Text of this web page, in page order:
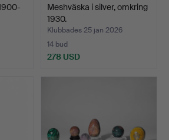
Meshväska i silver, omkring
1930.
Klubbades 25 jan 2026
14 bud
278 USD